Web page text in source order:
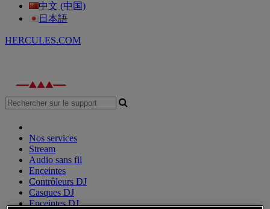
中文 (中国)
日本語
HERCULES.COM
Nos services
Stream
Audio sans fil
Enceintes
Contrôleurs DJ
Casques DJ
Enceintes DJ